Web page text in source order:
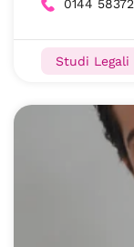
0144 58372
Studi Legali